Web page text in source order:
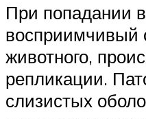
При попадании
восприимчивый
животного,
репликации.
слизистых